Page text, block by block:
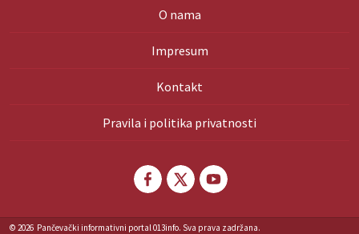
O nama
Impresum
Kontakt
Pravila i politika privatnosti
© 2026 Pančevački informativni portal 013info. Sva prava zadržana.